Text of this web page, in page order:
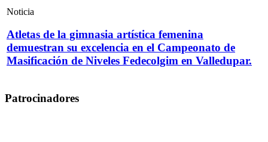
Noticia
Atletas de la gimnasia artística femenina
demuestran su excelencia en el Campeonato de
Masificación de Niveles Fedecolgim en Valledupar.
Patrocinadores